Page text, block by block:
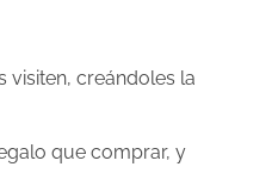
visiten, creándoles la
que comprar, y